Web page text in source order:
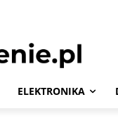
ELEKTRONIKA